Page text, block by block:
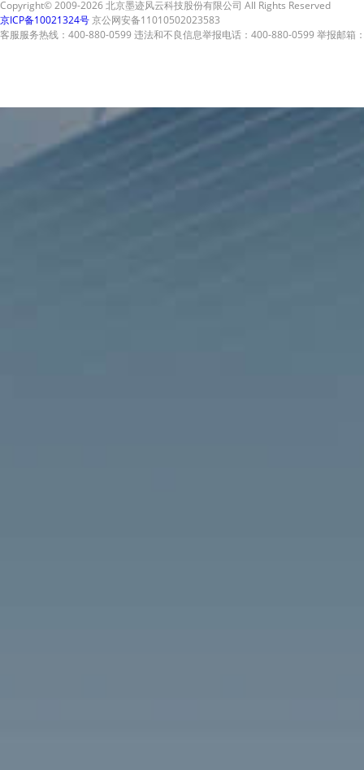
Copyright© 2009-2026 北京墨迹风云科技股份有限公司 All Rights Reserved
京ICP备10021324号京公网安备11010502023583
客服服务热线：400-880-0599 违法和不良信息举报电话：400-880-0599 举报邮箱